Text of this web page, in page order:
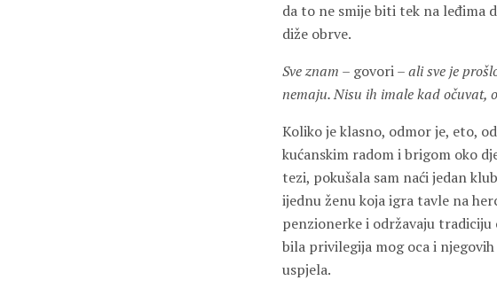
da to ne smije biti tek na leđima
diže obrve.
Sve znam – govori –ali sve je
nemaju. Nisu ih imale kad očuvat,
Koliko je klasno, odmor je, eto,
kućanskim radom i brigom oko
tezi, pokušala sam naći jedan
ijednu ženu koja igra tavle na
penzionerke i održavaju
bila privilegija mog oca i
uspjela.